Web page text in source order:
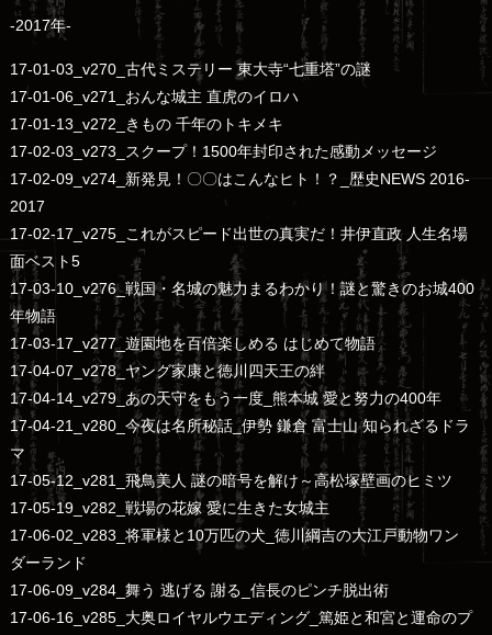
-2017年-
17-01-03_v270_古代ミステリー 東大寺“七重塔”の謎
17-01-06_v271_おんな城主 直虎のイロハ
17-01-13_v272_きもの 千年のトキメキ
17-02-03_v273_スクープ！1500年封印された感動メッセージ
17-02-09_v274_新発見！〇〇はこんなヒト！？_歴史NEWS 2016-
2017
17-02-17_v275_これがスピード出世の真実だ！井伊直政 人生名場
面ベスト5
17-03-10_v276_戦国・名城の魅力まるわかり！謎と驚きのお城400
年物語
17-03-17_v277_遊園地を百倍楽しめる はじめて物語
17-04-07_v278_ヤング家康と徳川四天王の絆
17-04-14_v279_あの天守をもう一度_熊本城 愛と努力の400年
17-04-21_v280_今夜は名所秘話_伊勢 鎌倉 富士山 知られざるドラ
マ
17-05-12_v281_飛鳥美人 謎の暗号を解け～高松塚壁画のヒミツ
17-05-19_v282_戦場の花嫁 愛に生きた女城主
17-06-02_v283_将軍様と10万匹の犬_徳川綱吉の大江戸動物ワン
ダーランド
17-06-09_v284_舞う 逃げる 謝る_信長のピンチ脱出術
17-06-16_v285_大奥ロイヤルウエディング_篤姫と和宮と運命のプ